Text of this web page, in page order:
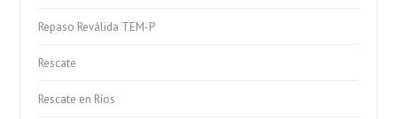
Repaso Reválida TEM-P
Rescate
Rescate en Ríos